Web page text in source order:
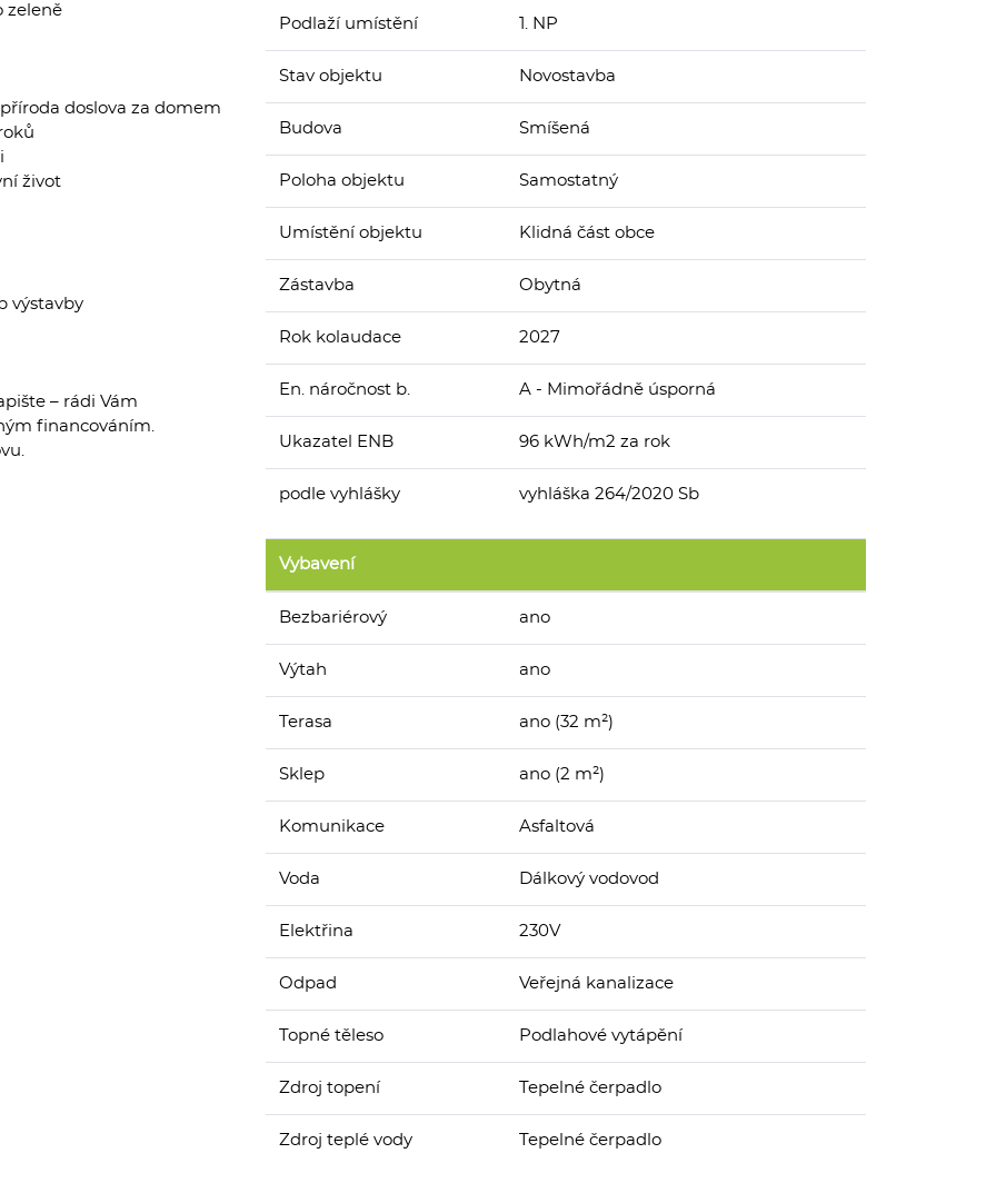
zeleně
doslova za domem
život
výstavby
– rádi Vám
financováním.
Podlaží umístění 1. NP
Stav objektu Novostavba
Budova Smíšená
Poloha objektu Samostatný
Umístění objektu Klidná část obce
Zástavba Obytná
Rok kolaudace 2027
En. náročnost b. A - Mimořádně úsporná
Ukazatel ENB 96 kWh/m2 za rok
podle vyhlášky vyhláška 264/2020 Sb
Vybavení
Bezbariérový ano
Výtah ano
Terasa ano (32 m²)
Sklep ano (2 m²)
Komunikace Asfaltová
Voda Dálkový vodovod
Elektřina 230V
Odpad Veřejná kanalizace
Topné těleso Podlahové vytápění
Zdroj topení Tepelné čerpadlo
Zdroj teplé vody Tepelné čerpadlo